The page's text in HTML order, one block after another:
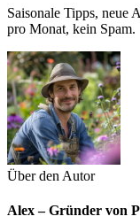
Saisonale Tipps,
pro Monat, kein Spam.
Über den Autor
Alex – Gründer von